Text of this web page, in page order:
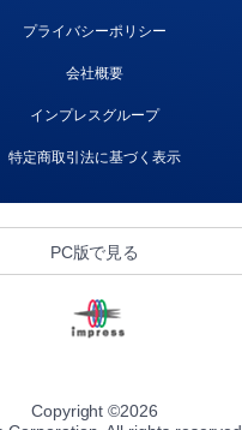
プライバシーポリシー
会社概要
インプレスグループ
特定商取引法に基づく表示
PC版で見る
Copyright ©2026